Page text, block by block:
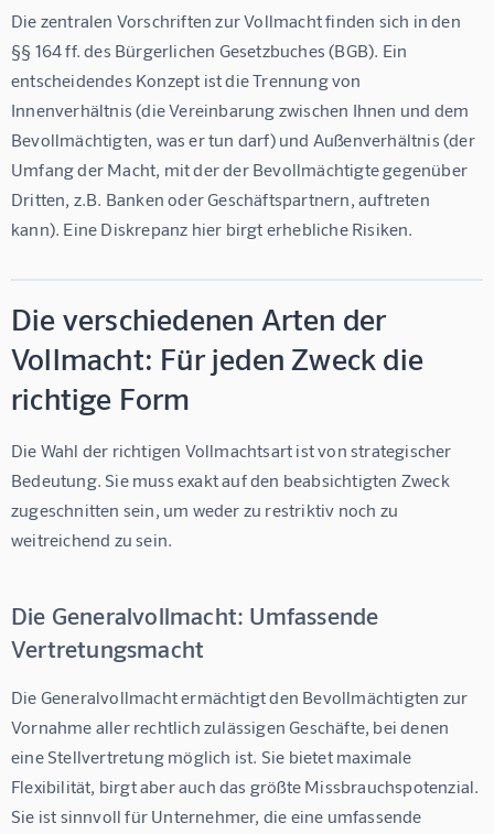
Die zentralen Vorschriften zur Vollmacht finden sich in den
§§ 164 ff. des Bürgerlichen Gesetzbuches (BGB). Ein
entscheidendes Konzept ist die Trennung von
Innenverhältnis (die Vereinbarung zwischen Ihnen und dem
Bevollmächtigten, was er tun darf) und Außenverhältnis (der
Umfang der Macht, mit der der Bevollmächtigte gegenüber
Dritten, z.B. Banken oder Geschäftspartnern, auftreten
kann). Eine Diskrepanz hier birgt erhebliche Risiken.
Die verschiedenen Arten der
Vollmacht: Für jeden Zweck die
richtige Form
Die Wahl der richtigen Vollmachtsart ist von strategischer
Bedeutung. Sie muss exakt auf den beabsichtigten Zweck
zugeschnitten sein, um weder zu restriktiv noch zu
weitreichend zu sein.
Die Generalvollmacht: Umfassende
Vertretungsmacht
Die Generalvollmacht ermächtigt den Bevollmächtigten zur
Vornahme aller rechtlich zulässigen Geschäfte, bei denen
eine Stellvertretung möglich ist. Sie bietet maximale
Flexibilität, birgt aber auch das größte Missbrauchspotenzial.
Sie ist sinnvoll für Unternehmer, die eine umfassende